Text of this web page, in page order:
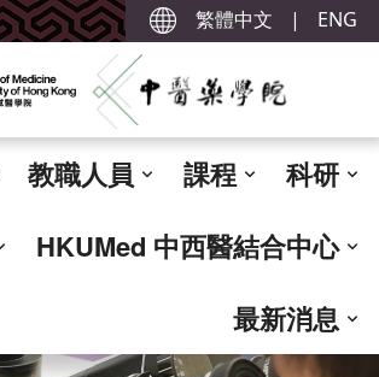
繁體中文 | ENG
教職人員 課程
科研
HKUMed 中西醫結合中心
最新消息